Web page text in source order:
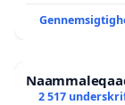
2 517